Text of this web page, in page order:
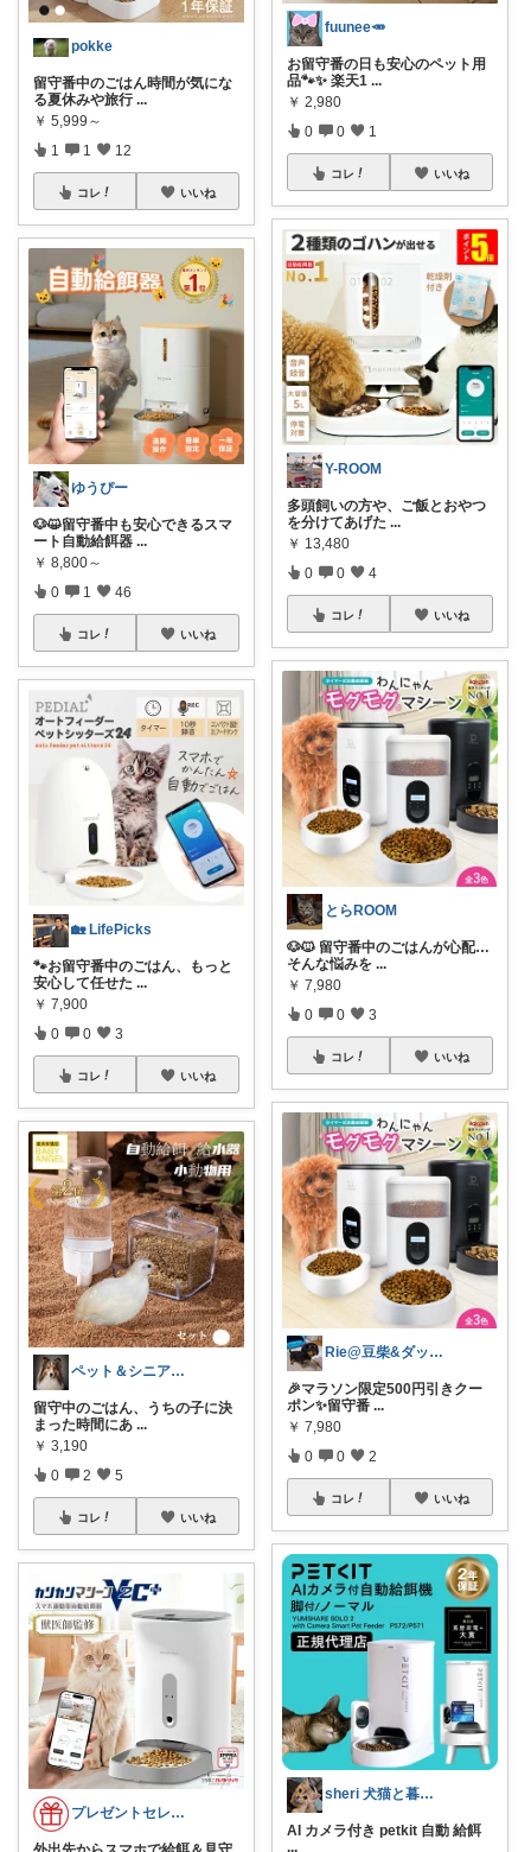
pokke
留守番中のごはん時間が気にな
る夏休みや旅行 ...
￥ 5,999～
1 1 12
コレ いいね
ゆうぴー
🐶😺留守番中も安心できるスマ
ート自動給餌器 ...
￥ 8,800～
0 1 46
コレ いいね
🏡 LifePicks
🐾お留守番中のごはん、もっと
安心して任せた ...
￥ 7,900
0 0 3
コレ いいね
ペット＆シニア暮らしのお助け店
留守中のごはん、うちの子に決
まった時間にあ ...
￥ 3,190
0 2 5
コレ いいね
プレゼントセレクト館024
fuunee🥕
お留守番の日も安心のペット用
品🐾✨ 楽天1 ...
￥ 2,980
0 0 1
コレ いいね
Y-ROOM
多頭飼いの方や、ご飯とおやつ
を分けてあげた ...
￥ 13,480
0 0 4
コレ いいね
とらROOM
🐶🐱 留守番中のごはんが心配…
そんな悩みを ...
￥ 7,980
0 0 3
コレ いいね
Rie@豆柴&ダックスのいる暮らし
🎉マラソン限定500円引きクー
ポン✨留守番 ...
￥ 7,980
0 0 2
コレ いいね
sheri 犬猫と暮らし
AI カメラ付き petkit 自動 給餌
...